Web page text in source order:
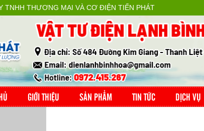
TNHH THƯƠNG MẠI VÀ CƠ ĐIỆN TIẾN PHÁT
GIỚI THIỆU SẢN PHẨM TIN TỨC DỊCH VỤ